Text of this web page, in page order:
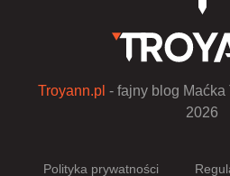
Troyann.pl - fajny blog
2026
Polityka prywatności